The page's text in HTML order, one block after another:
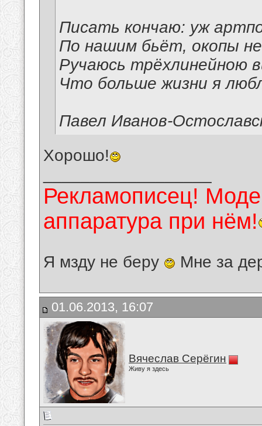
Писать кончаю: уж
По нашим бьёт, окопы
Ручаюсь трёхлинейною
Что больше жизни я
Павел Иванов-
Хорошо!
Рекламописец!
аппаратура при нём!
Я мзду не беру Мне за
01.06.2013, 16:07
Вячеслав Серёгин
Живу я здесь